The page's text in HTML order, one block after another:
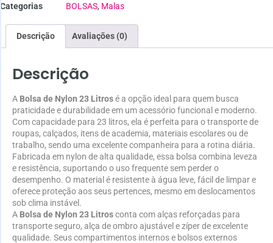
Categorias
BOLSAS, Malas
Descrição Avaliações (0)
Descrição
A Bolsa de Nylon 23 Litrosé a opção ideal para quem busca
praticidade e durabilidade em um acessório funcional e moderno.
Com capacidade para 23 litros, ela é perfeita para o transporte de
roupas, calçados, itens de academia, materiais escolares ou de
trabalho, sendo uma excelente companheira para a rotina diária.
Fabricada em nylon de alta qualidade, essa bolsa combina leveza
e resistência, suportando o uso frequente sem perder o
desempenho. O material é resistente à água leve, fácil de limpar e
oferece proteção aos seus pertences, mesmo em deslocamentos
sob clima instável.
A Bolsa de Nylon 23 Litrosconta com alças reforçadas para
transporte seguro, alça de ombro ajustável e zíper de excelente
qualidade. Seus compartimentos internos e bolsos externos